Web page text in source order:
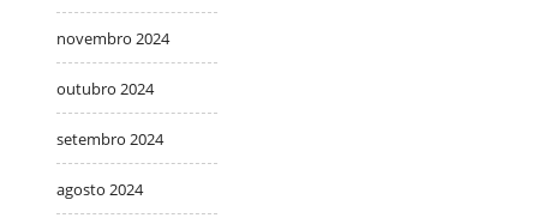
novembro 2024
outubro 2024
setembro 2024
agosto 2024